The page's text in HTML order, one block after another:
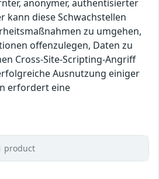
anonymer, authentisierter
kann diese Schwachstellen
zu umgehen,
offenzulegen, Daten zu
Cross-Site-Scripting-Angriff
Ausnutzung einiger
erfordert eine
product